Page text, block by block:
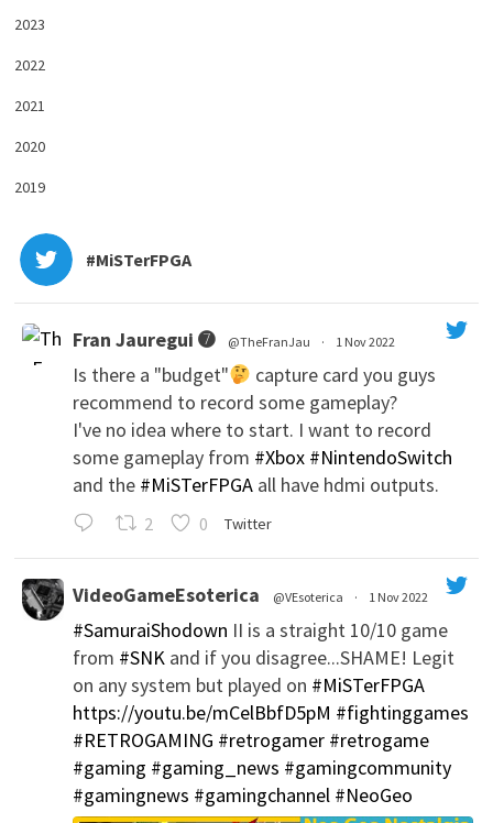
2023
2022
2021
2020
2019
#MiSTerFPGA
Fran Jauregui ➐ @TheFranJau · 1 Nov 2022
Is there a "budget"
capture card you guys
recommend to record some gameplay?
I've no idea where to start. I want to record
some gameplay from #Xbox #NintendoSwitch
and the #MiSTerFPGAall have hdmi outputs.
2 0 Twitter
VideoGameEsoterica @VEsoterica · 1 Nov 2022
#SamuraiShodown II is a straight 10/10 game
from #SNKand if you disagree...SHAME! Legit
on any system but played on #MiSTerFPGA
https://youtu.be/mCelBbfD5pM #fightinggames
#RETROGAMING #retrogamer #retrogame
#gaming #gaming_news #gamingcommunity
#gamingnews #gamingchannel #NeoGeo